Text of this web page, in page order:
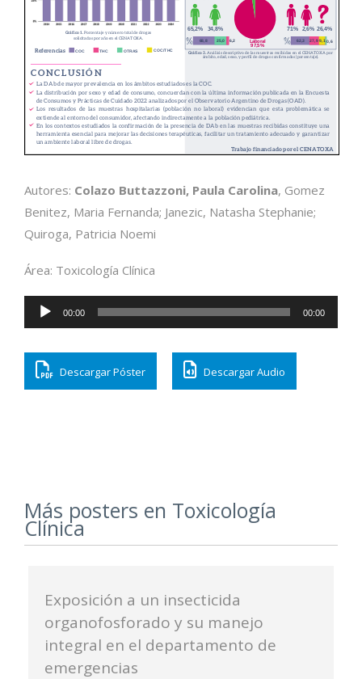
Autores: Colazo Buttazzoni, Paula Carolina, Gomez
Benitez, Maria Fernanda; Janezic, Natasha Stephanie;
Quiroga, Patricia Noemi
Área: Toxicología Clínica
Reproductor
de
audio
00:00 00:00
Descargar Póster Descargar Audio
Más posters en Toxicología
Clínica
Exposición a un insecticida
organofosforado y su manejo
integral en el departamento de
emergencias